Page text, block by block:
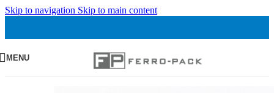
Skip to navigation Skip to main content
MENU